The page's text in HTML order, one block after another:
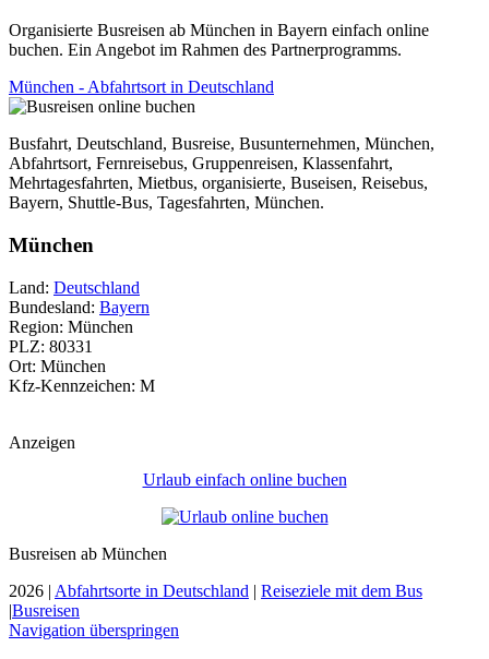
Organisierte Busreisen ab München in Bayern einfach online
buchen. Ein Angebot im Rahmen des Partnerprogramms.
München - Abfahrtsort in Deutschland
Busfahrt, Deutschland, Busreise, Busunternehmen, München,
Abfahrtsort, Fernreisebus, Gruppenreisen, Klassenfahrt,
Mehrtagesfahrten, Mietbus, organisierte, Buseisen, Reisebus,
Bayern, Shuttle-Bus, Tagesfahrten, München.
München
Land: Deutschland
Bundesland: Bayern
Region: München
PLZ: 80331
Ort: München
Kfz-Kennzeichen: M
Anzeigen
Urlaub einfach online buchen
Busreisen ab München
2026 | Abfahrtsorte in Deutschland | Reiseziele mit dem Bus
|Busreisen
Navigation überspringen